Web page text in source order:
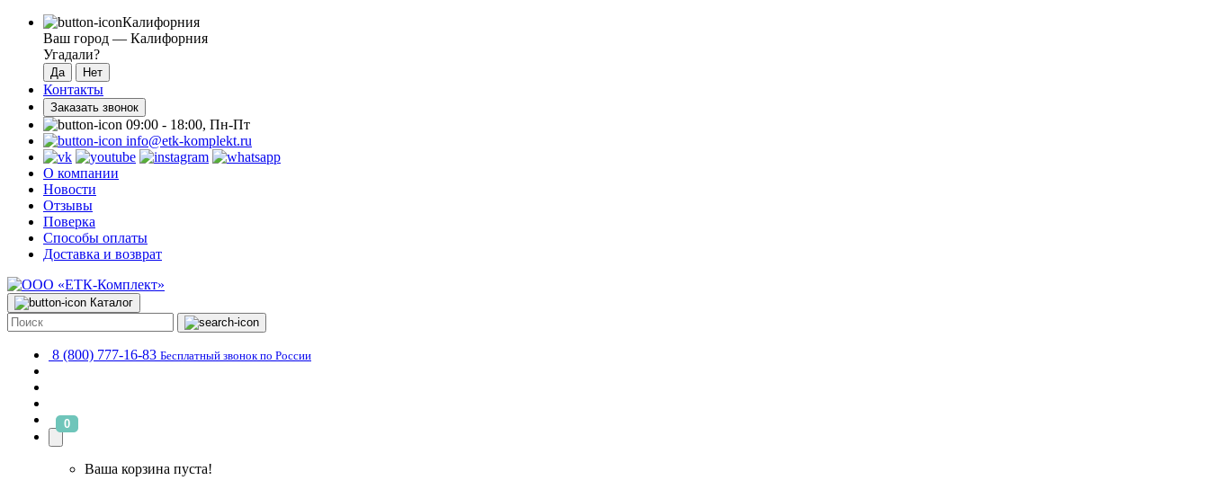
Калифорния
Ваш город — Калифорния
Угадали?
Контакты
Заказать звонок
09:00 - 18:00, Пн-Пт
info@etk-komplekt.ru
О компании
Новости
Отзывы
Поверка
Способы оплаты
Доставка и возврат
Каталог
8 (800) 777-16-83 Бесплатный звонок по России
0
Ваша корзина пуста!